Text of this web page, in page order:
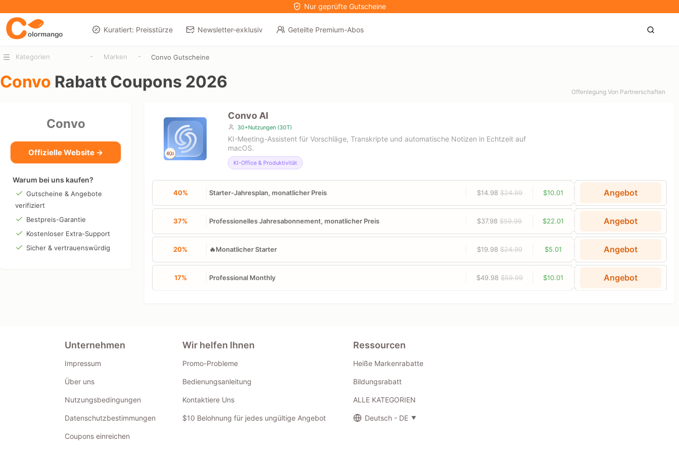
Nur geprüfte Gutscheine
Kuratiert: Preisstürze Newsletter-exklusiv Geteilte Premium-Abos
Kategorien - Marken - Convo Gutscheine
Convo Rabatt Coupons 2026
Offenlegung Von Partnerschaften
Convo
Offizielle Website →
Warum bei uns kaufen?
Gutscheine & Angebote
verifiziert
Bestpreis-Garantie
Kostenloser Extra-Support
Sicher & vertrauenswürdig
Convo AI
30+Nutzungen (30T)
KI-Meeting-Assistent für Vorschläge, Transkripte und automatische Notizen in Echtzeit auf
macOS.
KI-Office & Produktivität
40% Starter-Jahresplan, monatlicher Preis $14.98 $24.99 $10.01 Angebot
37% Professionelles Jahresabonnement, monatlicher Preis $37.98$59.99 $22.01 Angebot
20% 🔥Monatlicher Starter $19.98 $24.99 $5.01 Angebot
17% Professional Monthly $49.98 $59.99 $10.01 Angebot
Unternehmen
Impressum
Über uns
Nutzungsbedingungen
Datenschutzbestimmungen
Coupons einreichen
Wir helfen Ihnen
Promo-Probleme
Bedienungsanleitung
Kontaktiere Uns
$10 Belohnung für jedes ungültige Angebot
Ressourcen
Heiße Markenrabatte
Bildungsrabatt
ALLE KATEGORIEN
Deutsch - DE